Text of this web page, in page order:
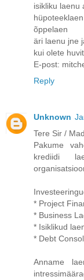
isikliku laenu
hüpoteeklaen
õppelaen
äri laenu jne
kui olete
E-post:
Reply
Unknown
Tere Sir /
Pakume
krediidi
* Project
* Business
* Isiklikud
* Debt
Anname